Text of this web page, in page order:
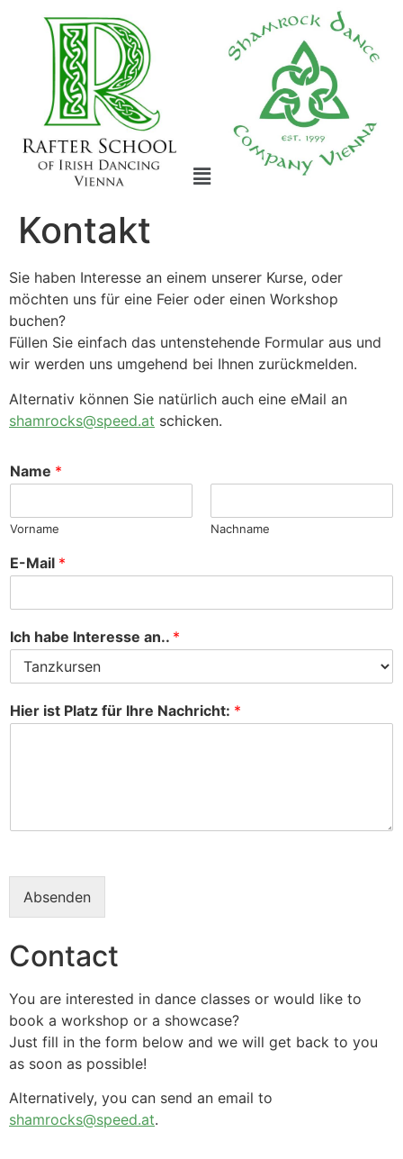
Kontakt
Sie haben Interesse an einem unserer Kurse, oder
möchten uns für eine Feier oder einen Workshop
buchen?
Füllen Sie einfach das untenstehende Formular aus und
wir werden uns umgehend bei Ihnen zurückmelden.
Alternativ können Sie natürlich auch eine eMail an
shamrocks@speed.at schicken.
Name *
Vorname Nachname
E-Mail *
Ich habe Interesse an.. *
Hier ist Platz für Ihre Nachricht: *
Absenden
Contact
You are interested in dance classes or would like to
book a workshop or a showcase?
Just fill in the form below and we will get back to you
as soon as possible!
Alternatively, you can send an email to
shamrocks@speed.at.